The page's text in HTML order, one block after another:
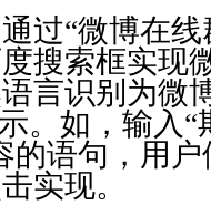
过“微博在
搜索框实现
言识别为微
。如，输入
的语句，用
实现。